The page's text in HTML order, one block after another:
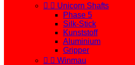
  Unicorn Shafts
Phase 5
Silk-Stick
Kunststoff
Aluminium
Gripper
  Winmau